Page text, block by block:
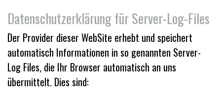
Datenschutzerklärung für Server-Log-Files
Der Provider dieser WebSite erhebt und speichert
automatisch Informationen in so genannten Server-
Log Files, die Ihr Browser automatisch an uns
übermittelt. Dies sind: